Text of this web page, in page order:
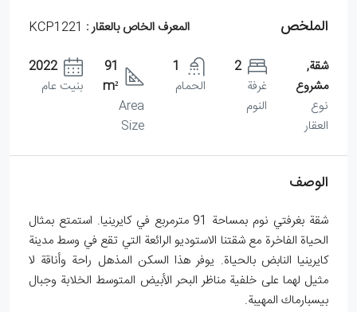
الملخص المعرف الخاص بالعقار :
شقة,
مشروع
نوع
العقار
2
غرفة
النوم
1
الحمام
91
m²
Area
Size
2022
بنيت عام
الوصف
شقة بغرفتي نوم بمساحة 91 مترمربع في كايرينيا. استمتع بمثال
الحياة الفاخرة مع شقتنا الاستوديو الرائعة التي تقع في وسط مدينة
كايرينيا النابض بالحياة. يوفر هذا السكن المذهل راحة وأناقة لا
مثيل لهما على خلفية مناظر البحر الأبيض المتوسط الخلابة وجبال
بيسبارماك المهيبة.